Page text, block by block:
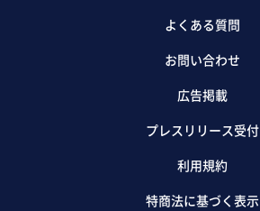
よくある質問
お問い合わせ
広告掲載
プレスリリース受付
利用規約
特商法に基づく表示